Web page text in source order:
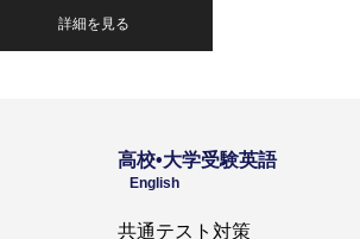
詳細を見る
高校•大学受験英語
English
共通テスト対策